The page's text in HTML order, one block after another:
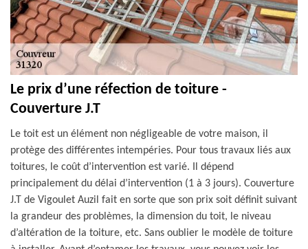
Le prix d’une réfection de toiture -
Couverture J.T
Le toit est un élément non négligeable de votre maison, il
protège des différentes intempéries. Pour tous travaux liés aux
toitures, le coût d’intervention est varié. Il dépend
principalement du délai d’intervention (1 à 3 jours). Couverture
J.T de Vigoulet Auzil fait en sorte que son prix soit définit suivant
la grandeur des problèmes, la dimension du toit, le niveau
d’altération de la toiture, etc. Sans oublier le modèle de toiture